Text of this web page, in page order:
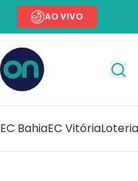
AO VIVO
EC BahiaEC Vitória